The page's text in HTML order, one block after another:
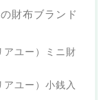
財布ブランド
ユー）ミニ財
ユー）小銭入